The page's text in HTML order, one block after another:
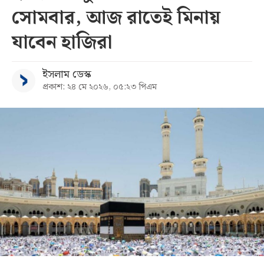
সব
বিভাগ
আর্কাইভ
সোমবার, আজ রাতেই মিনায়
যাবেন হাজিরা
ইসলাম ডেস্ক
প্রকাশ: ২৪ মে ২০২৬, ০৫:২৩ পিএম